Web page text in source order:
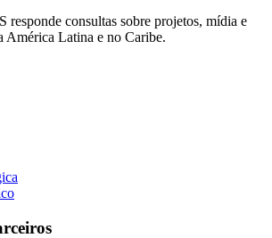
responde consultas sobre projetos, mídia e
América Latina e no Caribe.